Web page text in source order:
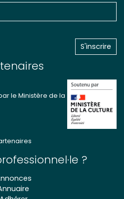
le Ministère de la
?